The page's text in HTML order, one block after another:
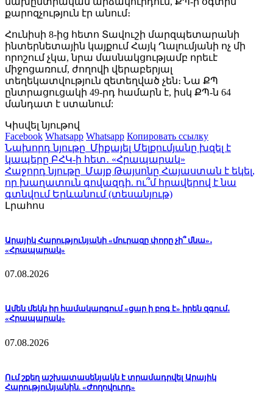
քարոզչություն էր անում։
Հունիսի 8-ից հետո Տավուշի մարզպետարանի
ինտերնետային կայքում Հայկ Ղալումյանի ոչ մի
որոշում չկա, նրա մասնակցությամբ որեւէ
միջոցառում, ժողովի վերաբերյալ
տեղեկատվություն զետեղված չեն։ Նա ՔՊ
ընտրացուցակի 49-րդ համարն է, իսկ ՔՊ-ն 64
մանդատ է ստանում:
Կիսվել նյութով
Facebook Whatsapp Whatsapp Копировать ссылку
Նախորդ նյութը Միքայել Մելքումյանը խզել է
կապերը ԲՀԿ-ի հետ․ «Հրապարակ»
Հաջորդ նյութը Մայք Թայսոնը Հայաստան է եկել,
որ խաղատուն գովազդի. ու՞մ հրավերով է նա
գտնվում Երևանում (տեսանյութ)
Լրահոս
Արայիկ Հարությունյանի «մուրազը փորը չի՞ մնա»․
«Հրապարակ»
07.08.2026
Ամեն մեկն իր համակարգում «ցար ի բոգ է» իրեն զգում․
«Հրապարակ»
07.08.2026
Ում շքեղ աշխատասենյակն է տրամադրվել Արայիկ
Հարությունյանին. «Ժողովուրդ»